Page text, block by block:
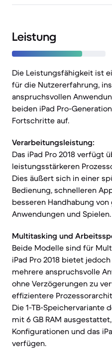
Leistung
Die Leistungsfähigkeit ist
für die Nutzererfahrung,
anspruchsvollen
beiden iPad Pro-
Fortschritte auf.
Verarbeitungsleistung:
Das iPad Pro 2018 verfügt
leistungsstärkeren
Dies äußert sich in einer
Bedienung, schnelleren
besseren Handhabung
Anwendungen und Spielen.
Multitasking und
Beide Modelle sind für
iPad Pro 2018 bietet
mehrere anspruchsvolle
ohne Verzögerungen zu
effizientere
Die 1-TB-Speichervariante
mit 6 GB RAM
Konfigurationen und das
verfügen.